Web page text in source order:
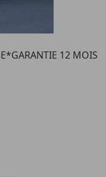
12 MOIS